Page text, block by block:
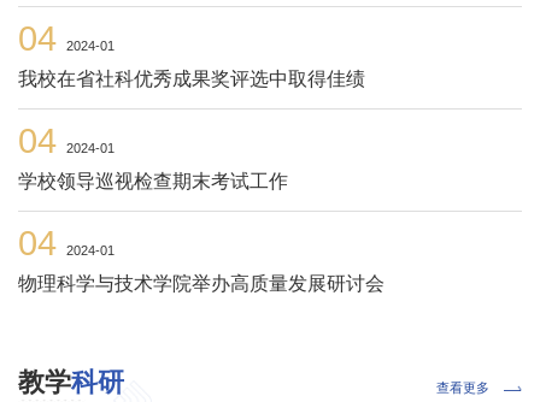
党责任，推动全面从严治党走深走实。要强化表率作用，充分发
挥党委把方...
04 2024-01
我校在省社科优秀成果奖评选中取得佳绩
04 2024-01
学校领导巡视检查期末考试工作
04 2024-01
物理科学与技术学院举办高质量发展研讨会
教学科研 查看更多